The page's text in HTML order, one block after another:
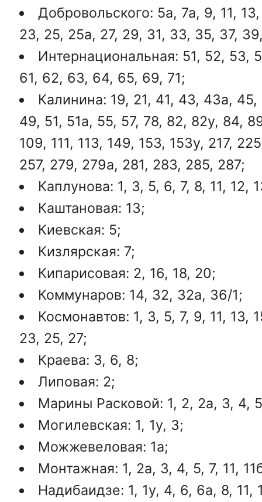
Добровольского: 5а, 7а, 9, 11,
23, 25, 25а, 27, 29, 31, 33, 35, 37,
Интернациональная: 51, 52, 53,
61, 62, 63, 64, 65, 69, 71;
Калинина: 19, 21, 41, 43, 43а,
49, 51, 51а, 55, 57, 78, 82, 82у, 84,
109, 111, 113, 149, 153, 153у, 217,
257, 279, 279а, 281, 283, 285, 287;
Каплунова: 1, 3, 5, 6, 7, 8, 11, 12,
Каштановая: 13;
Киевская: 5;
Кизлярская: 7;
Кипарисовая: 2, 16, 18, 20;
Коммунаров: 14, 32, 32а, 36/1;
Космонавтов: 1, 3, 5, 7, 9, 11, 13,
23, 25, 27;
Краева: 3, 6, 8;
Липовая: 2;
Марины Расковой: 1, 2, 2а, 3, 4,
Могилевская: 1, 1у, 3;
Можжевеловая: 1а;
Монтажная: 1, 2а, 3, 4, 5, 7, 11,
Надибаидзе: 1, 1у, 4, 6, 6а, 8, 11,